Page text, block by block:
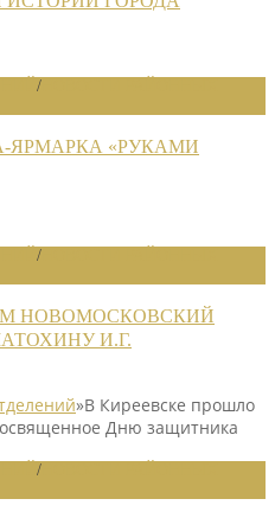
/
ЯРМАРКА «РУКАМИ
/
НОВОМОСКОВСКИЙ
И.Г.
»В Киреевске прошло
Дню защитника
/